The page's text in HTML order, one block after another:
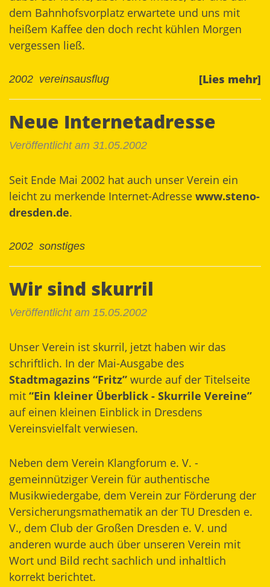
dem Bahnhofsvorplatz erwartete und uns mit
heißem Kaffee den doch recht kühlen Morgen
vergessen ließ.
[Lies mehr]
2002 vereinsausflug
Neue Internetadresse
Veröffentlicht am 31.05.2002
Seit Ende Mai 2002 hat auch unser Verein ein
leicht zu merkende Internet-Adresse www.steno-
dresden.de.
2002 sonstiges
Wir sind skurril
Veröffentlicht am 15.05.2002
Unser Verein ist skurril, jetzt haben wir das
schriftlich. In der Mai-Ausgabe des
Stadtmagazins “Fritz” wurde auf der Titelseite
mit “Ein kleiner Überblick - Skurrile Vereine”
auf einen kleinen Einblick in Dresdens
Vereinsvielfalt verwiesen.
Neben dem Verein Klangforum e. V. -
gemeinnütziger Verein für authentische
Musikwiedergabe, dem Verein zur Förderung der
Versicherungsmathematik an der TU Dresden e.
V., dem Club der Großen Dresden e. V. und
anderen wurde auch über unseren Verein mit
Wort und Bild recht sachlich und inhaltlich
korrekt berichtet.